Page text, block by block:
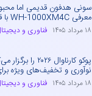
سونی هدفون قدیمی اما
معرفی WH-1000XM4C با قیمت رقابتی
۱۸ مرداد ۱۴۰۵ فناوری و
پوکو کارناوال
نوآوری و تخفیف‌های ویژه
۱۸ مرداد ۱۴۰۵ فناوری و